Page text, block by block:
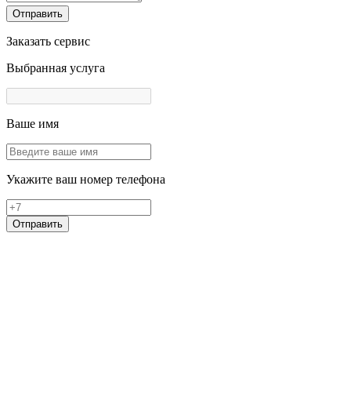
Отправить
Заказать сервис
Выбранная услуга
Ваше имя
Укажите ваш номер телефона
Отправить